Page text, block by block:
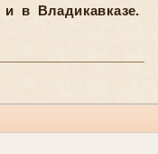
в Владикавказе.